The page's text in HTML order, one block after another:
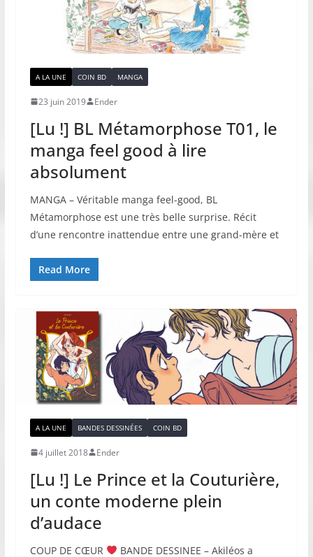
A LA UNE COIN BD MANGA
23 juin 2019 Ender
[Lu !] BL Métamorphose T01, le
manga feel good à lire
absolument
MANGA – Véritable manga feel-good, BL
Métamorphose est une très belle surprise. Récit
d’une rencontre inattendue entre une grand-mère et
Read More
A LA UNE BANDES DESSINÉES COIN BD
4 juillet 2018 Ender
[Lu !] Le Prince et la Couturière,
un conte moderne plein
d’audace
COUP DE CŒUR
BANDE DESSINEE – Akiléos a